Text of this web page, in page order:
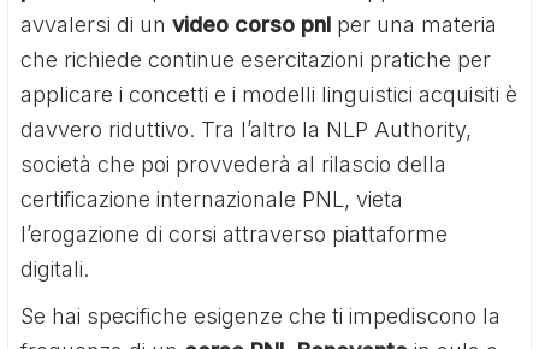
avvalersi di unvideo corso pnl per una materia
che richiede continue esercitazioni pratiche per
applicare i concetti e i modelli linguistici acquisiti è
davvero riduttivo. Tra l’altro la NLP Authority,
società che poi provvederà al rilascio della
certificazione internazionale PNL, vieta
l’erogazione di corsi attraverso piattaforme
digitali.
Se hai specifiche esigenze che ti impediscono la